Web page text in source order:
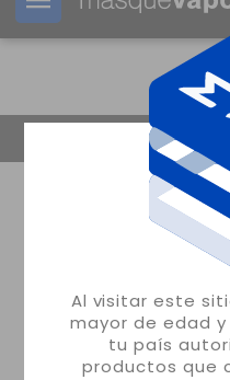
Al visitar este
mayor de edad
tu país
productos que
Tu pedido puede